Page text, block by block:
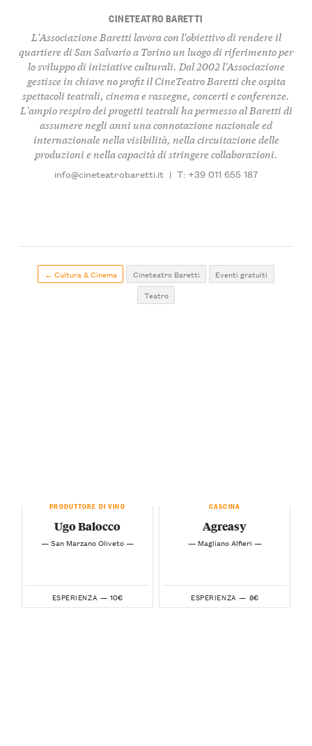
CINETEATRO BARETTI
L'Associazione Baretti lavora con l'obiettivo di rendere il
quartiere di San Salvario a Torino un luogo di riferimento per
lo sviluppo di iniziative culturali. Dal 2002 l'Associazione
gestisce in chiave no profit il CineTeatro Baretti che ospita
spettacoli teatrali, cinema e rassegne, concerti e conferenze.
L'ampio respiro dei progetti teatrali ha permesso al Baretti di
assumere negli anni una connotazione nazionale ed
internazionale nella visibilità, nella circuitazione delle
produzioni e nella capacità di stringere collaborazioni.
info@cineteatrobaretti.it | T: +39 011 655 187
← Cultura & Cinema Cineteatro Baretti
Eventi gratuiti
Teatro
PRODUTTORE DI VINO
Ugo Balocco
— San Marzano Oliveto —
ESPERIENZA — 10€
CASCINA
Agreasy
— Magliano Alfieri —
ESPERIENZA — 8€